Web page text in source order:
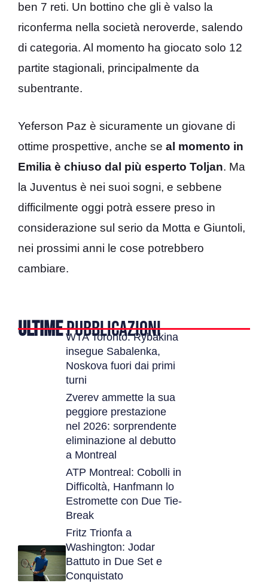
ben 7 reti. Un bottino che gli è valso la
riconferma nella società neroverde, salendo
di categoria. Al momento ha giocato solo 12
partite stagionali, principalmente da
subentrante.
Yeferson Paz è sicuramente un giovane di
ottime prospettive, anche se al momento in
Emilia è chiuso dal più esperto Toljan. Ma
la Juventus è nei suoi sogni, e sebbene
difficilmente oggi potrà essere preso in
considerazione sul serio da Motta e Giuntoli,
nei prossimi anni le cose potrebbero
cambiare.
ULTIMEPUBBLICAZIONI
WTA Toronto: Rybakina
insegue Sabalenka,
Noskova fuori dai primi
turni
Zverev ammette la sua
peggiore prestazione
nel 2026: sorprendente
eliminazione al debutto
a Montreal
ATP Montreal: Cobolli in
Difficoltà, Hanfmann lo
Estromette con Due Tie-
Break
Fritz Trionfa a
Washington: Jodar
Battuto in Due Set e
Conquistato